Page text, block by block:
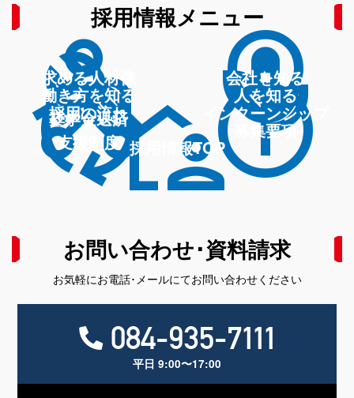
採用情報メニュー
求める人材像
person_search 会社を知る
fmd_bad
働き方を知る
build 人を知る
mic
採用の流れ
network_node インターンシップ
psychiatry
奨学金返済
支援制度
cycle 募集要項
info
採用情報TOP
location_away
お問い合わせ･資料請求
お気軽にお電話･メールにてお問い合わせください
084-935-7111
平日 9:00〜17:00